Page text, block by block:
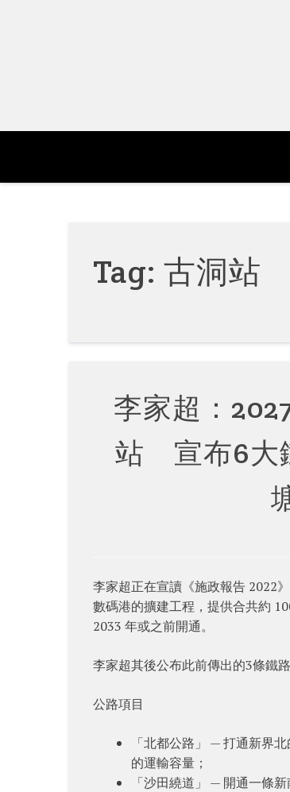
Tag: 古洞站
李家超：
站 宣布6大
李家超正在宣讀《施政報告 2022
數碼港的擴建工程，提供合共約
2033 年或之前開通。
李家超其後公布此前傳出的3條鐵
公路項目
「北都公路」 — 打通新界
的運輸容量；
「沙田繞道」 — 開通一條